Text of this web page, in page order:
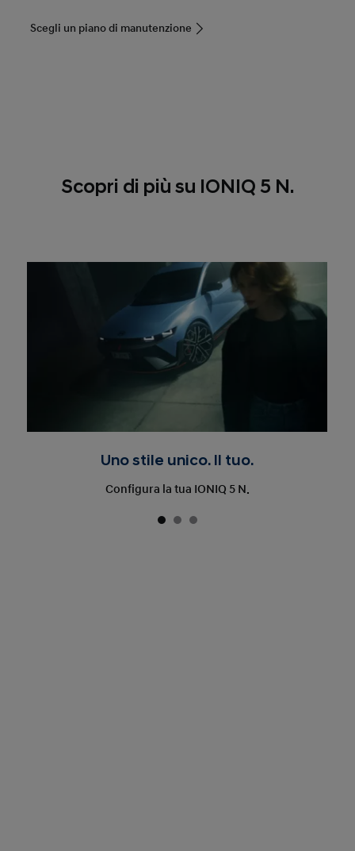
Scegli un piano di manutenzione
Scopri di più su IONIQ 5 N.
Uno stile unico. Il tuo.
Configura la tua IONIQ 5 N.